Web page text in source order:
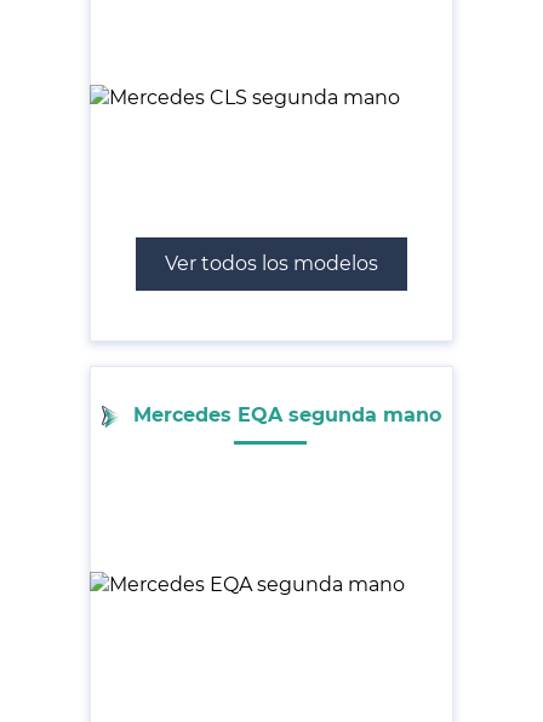
Ver todos los modelos
Mercedes EQA segunda mano